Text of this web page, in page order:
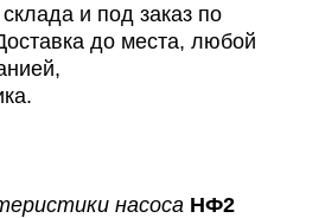
и под заказ по
до места, любой
насоса НФ2